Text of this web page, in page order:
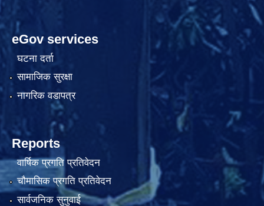
eGov services
घटना दर्ता
सामाजिक सुरक्षा
नागरिक वडापत्र
Reports
वार्षिक प्रगति प्रतिवेदन
चौमासिक प्रगति प्रतिवेदन
सार्वजनिक सुनुवाई